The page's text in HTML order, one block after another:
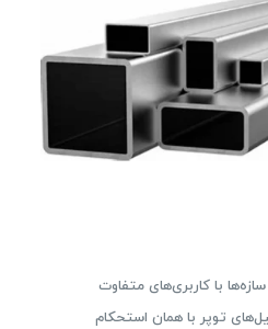
با کاربری‌های متفاوت
توپر با همان استحکام